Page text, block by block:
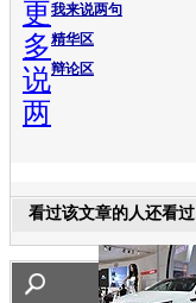
我来说两句
精华区
辩论区
更
多
说
两
看过该文章的人还看过